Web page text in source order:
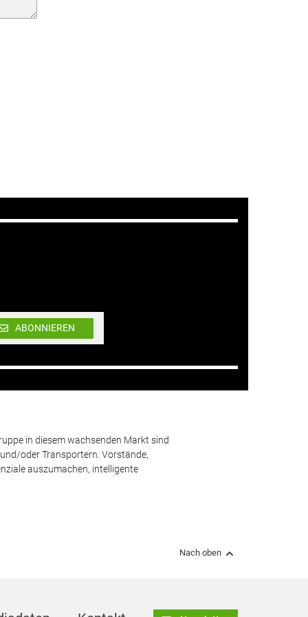
ABONNIEREN
in diesem wachsenden Markt sind
oder Transportern. Vorstände,
auszumachen, intelligente
Nach oben